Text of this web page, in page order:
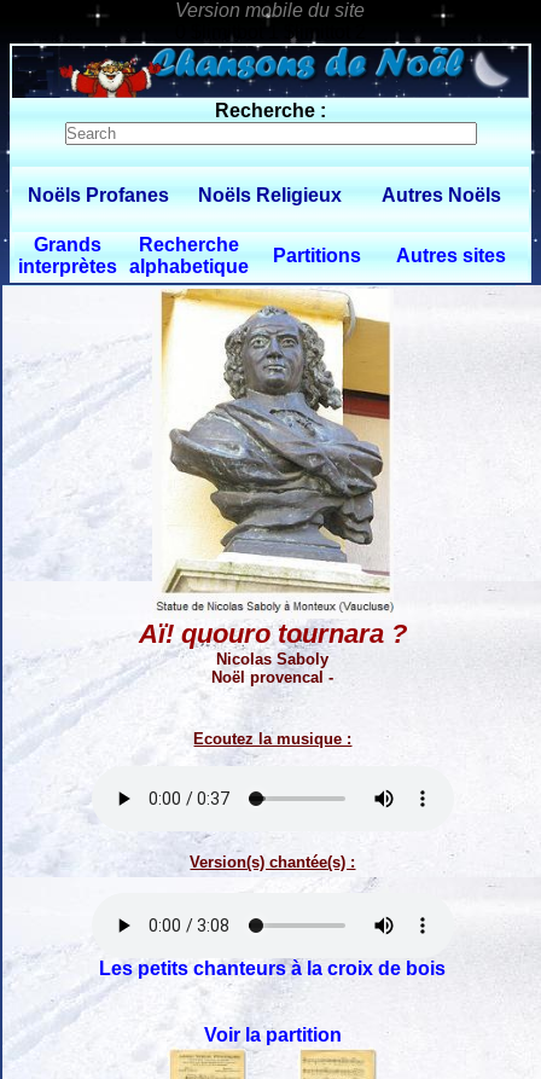
0 $limitbot 1 $limittot 2
Recherche :
Noëls Profanes Noëls Religieux Autres Noëls
Grands
interprètes
Recherche
alphabetique
Partitions Autres sites
Aï! quouro tournara ?
Nicolas Saboly
Noël provencal -
Ecoutez la musique :
Version(s) chantée(s) :
Les petits chanteurs à la croix de bois
Voir la partition